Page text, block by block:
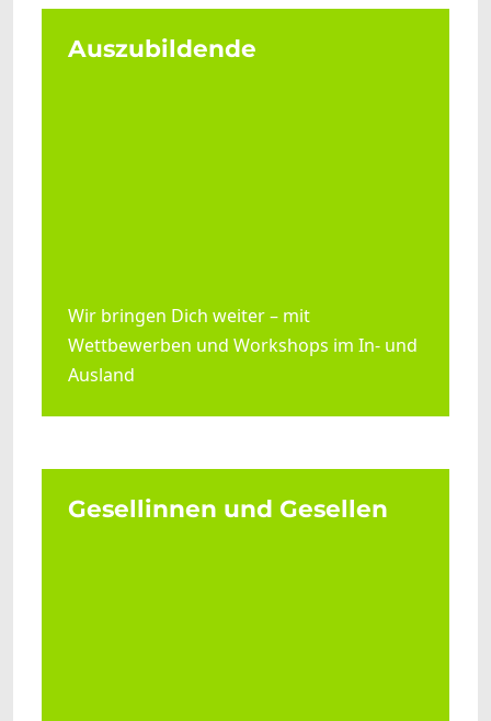
Auszubildende
Wir bringen Dich weiter – mit
Wettbewerben und Workshops im In- und
Ausland
Gesellinnen und Gesellen